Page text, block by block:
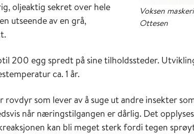
Voksen
Ottesen
oljeaktig sekret over hele
utseende av en grå,
200 egg spredt på sine tilholdssteder.
ca. 1 år.
rovdyr som lever av å suge ut andre insekter
når næringstilgangen er dårlig. Det
kan bli meget sterk fordi tegen